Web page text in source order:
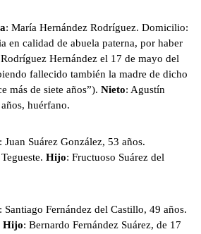
: María Hernández Rodríguez. Domicilio:
en calidad de abuela paterna, por haber
Hernández el 17 de mayo del
fallecido también la madre de dicho
más de siete años”). Nieto: Agustín
huérfano.
: Juan Suárez González, 53 años.
Hijo: Fructuoso Suárez del
: Santiago Fernández del Castillo, 49 años.
Hijo: Bernardo Fernández Suárez, de 17